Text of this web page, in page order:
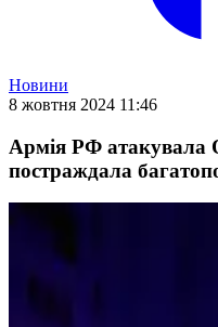
Новини
8 жовтня 2024 11:46
Армія РФ
постраждала